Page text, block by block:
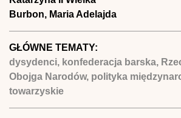
Burbon, Maria Adelajda
GŁÓWNE TEMATY:
dysydenci, konfederacja barska,
Obojga Narodów, polityka
towarzyskie